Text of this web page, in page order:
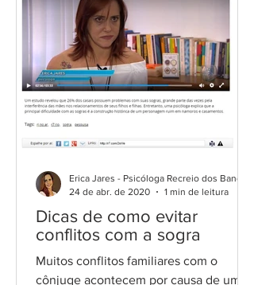
Dicas de como evitar
conflitos com a sogra
Muitos conflitos familiares com o
cônjuge acontecem por causa de um
24 de abr. de 2020
1 min de leitura